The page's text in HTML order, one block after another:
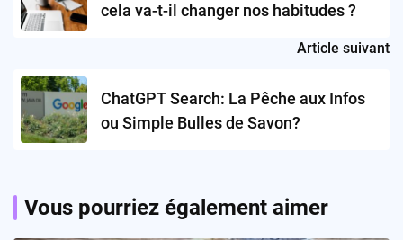
cela va-t-il changer nos habitudes ?
Article suivant
ChatGPT Search: La Pêche aux Infos
ou Simple Bulles de Savon?
Vous pourriez également aimer